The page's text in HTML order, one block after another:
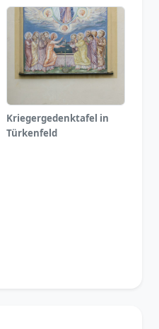
Kriegergedenktafel in
Türkenfeld